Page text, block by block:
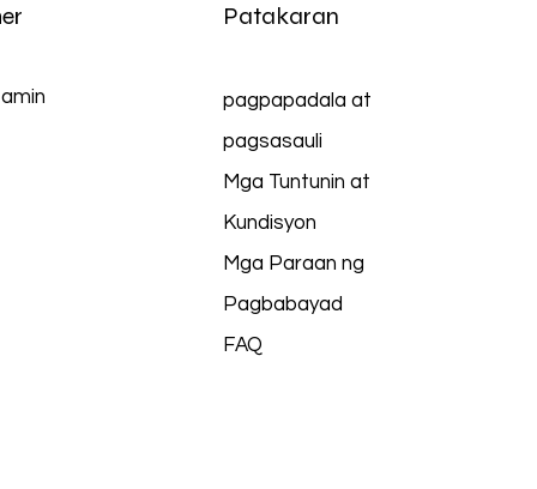
Patakaran
pagpapadala at
pagsasauli
Mga Tuntunin at
Kundisyon
Mga Paraan ng
Pagbabayad
FAQ